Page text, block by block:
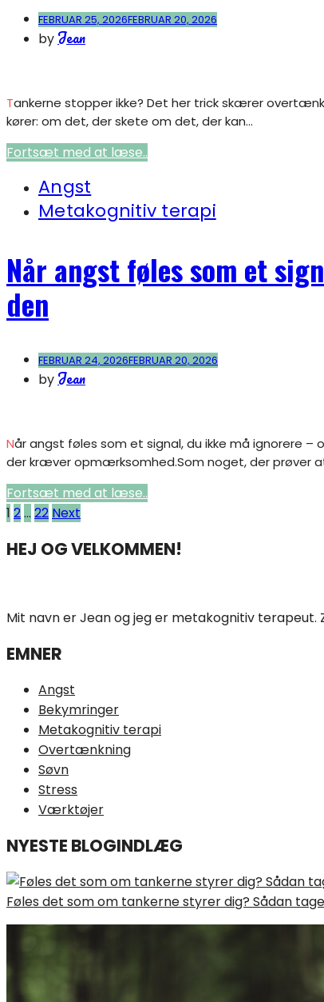
FEBRUAR 25, 2026FEBRUAR 20, 2026
by Jean
Tankerne stopper ikke? Det her trick skærer overtænkning ned Der er få ting, der kan være så udmattende som et hoved, der aldrig holder pause. Tankerne
kører: om det, der skete om det, der kan...
Fortsæt med at læse..
Angst
Metakognitiv terapi
Når angst føles som et
den
FEBRUAR 24, 2026FEBRUAR 20, 2026
by Jean
Når angst føles som et signal, du ikke må ignorere – og netop derfor larmer den For mange føles angst ikke bare ubehagelig.Den føles vigtig. Som et signal,
der kræver opmærksomhed.Som noget, der prøver
Fortsæt med at læse..
Indlægsinddeling
1 2… 22 Next
HEJ OG VELKOMMEN!
Mit navn er Jean og jeg er metakognitiv
EMNER
Angst
Bekymringer
Metakognitiv terapi
Overtænkning
Søvn
Stress
Værktøjer
NYESTE BLOGINDLÆG
Føles det som om tankerne styrer dig? Sådan